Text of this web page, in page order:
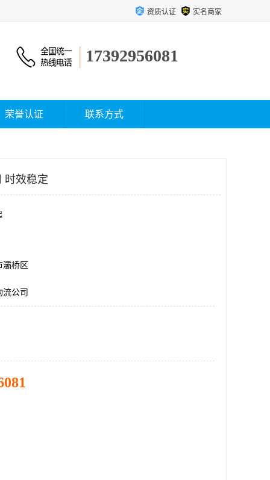
资质认证 实名商家
17392956081
荣誉认证 联系方式
时效稳定
灞桥区
公司